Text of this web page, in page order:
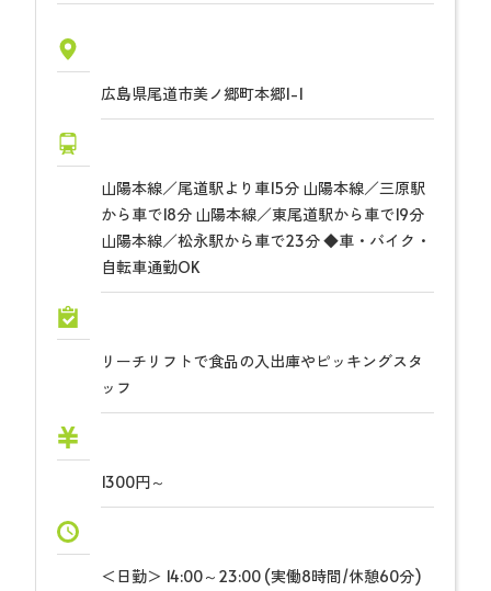
広島県尾道市美ノ郷町本郷1-1
山陽本線／尾道駅より車15分 山陽本線／三原駅
から車で18分 山陽本線／東尾道駅から車で19分
山陽本線／松永駅から車で23分 ◆車・バイク・
自転車通勤OK
リーチリフトで食品の入出庫やピッキングスタ
ッフ
1300円～
＜日勤＞ 14:00～23:00 (実働8時間/休憩60分)